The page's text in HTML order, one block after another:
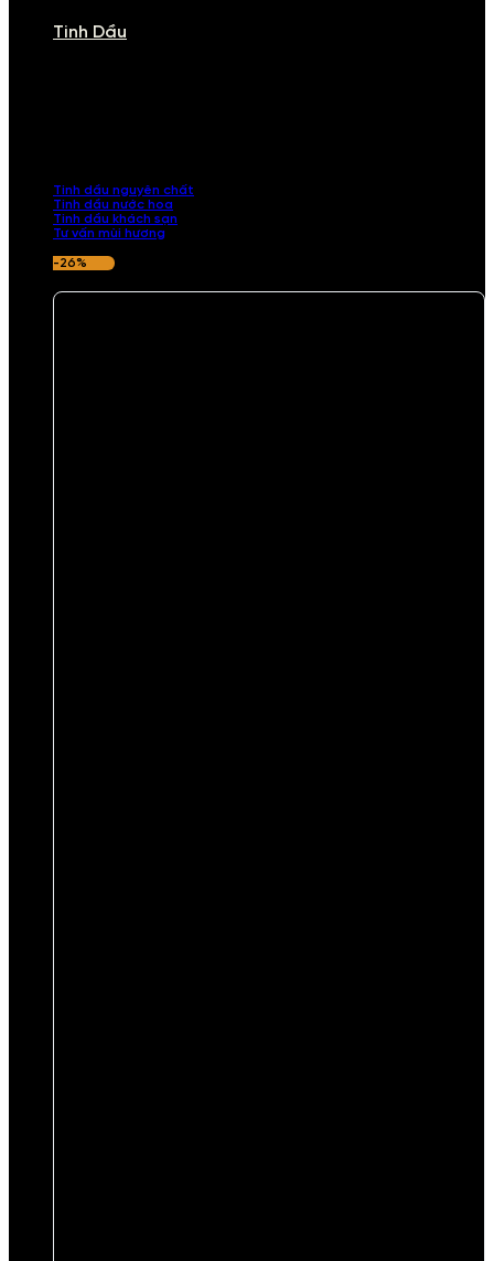
Tinh Dầu
Tinh dầu nguyên chất
Tinh dầu nước hoa
Tinh dầu khách sạn
Tư vấn mùi hương
-26%